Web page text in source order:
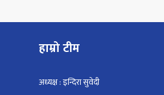
हाम्रो टीम
अध्यक्ष : इन्दिरा सुवेदी